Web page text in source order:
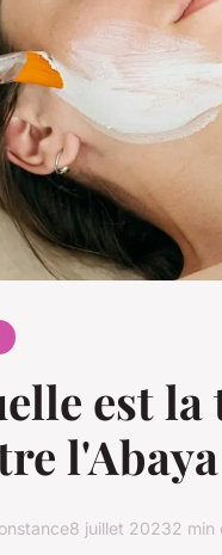
est
8 juillet 20232 min